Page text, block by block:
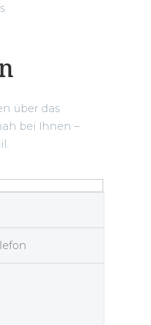
über das
bei Ihnen –